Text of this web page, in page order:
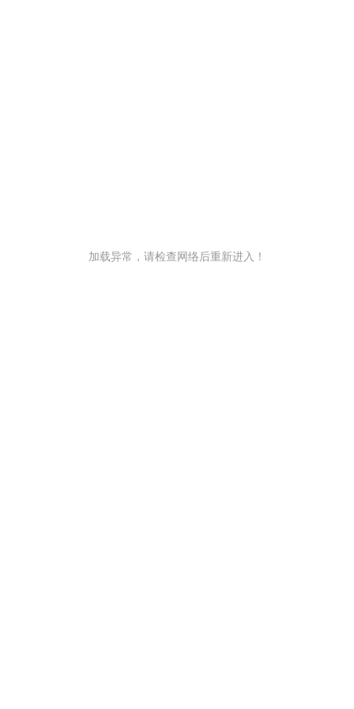
加载异常，请检查网络后重新进入！